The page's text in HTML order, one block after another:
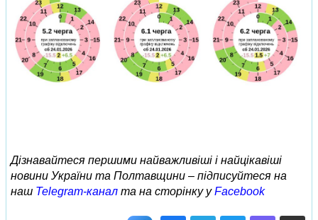
Дізнавайтеся першими найважливіші і найцікавіші
новини України та Полтавщини – підписуйтеся на
наш Telegram-канал та на сторінку уFacebook